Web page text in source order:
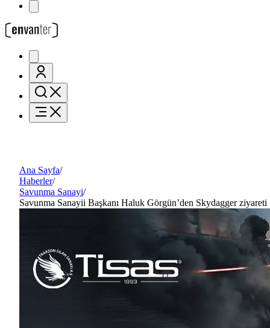
Ana Sayfa/
Haberler/
Savunma Sanayi/
Savunma Sanayii Başkanı Haluk Görgün’den Skydagger ziyareti